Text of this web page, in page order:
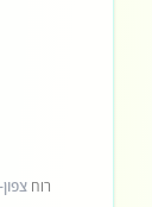
רוח